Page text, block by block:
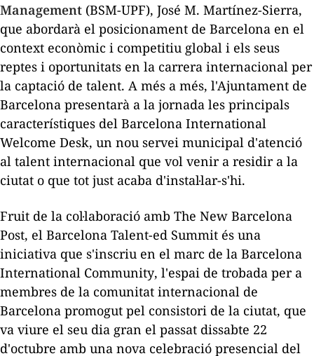
Management (BSM-UPF), José M. Martínez-Sierra,
que abordarà el posicionament de Barcelona en el
context econòmic i competitiu global i els seus
reptes i oportunitats en la carrera internacional per
la captació de talent. A més a més, l'Ajuntament de
Barcelona presentarà a la jornada les principals
característiques del Barcelona International
Welcome Desk, un nou servei municipal d'atenció
al talent internacional que vol venir a residir a la
ciutat o que tot just acaba d'instal·lar-s'hi.
Fruit de la col·laboració amb The New Barcelona
Post, el Barcelona Talent-ed Summit és una
iniciativa que s'inscriu en el marc de la Barcelona
International Community, l'espai de trobada per a
membres de la comunitat internacional de
Barcelona promogut pel consistori de la ciutat, que
va viure el seu dia gran el passat dissabte 22
d'octubre amb una nova celebració presencial del